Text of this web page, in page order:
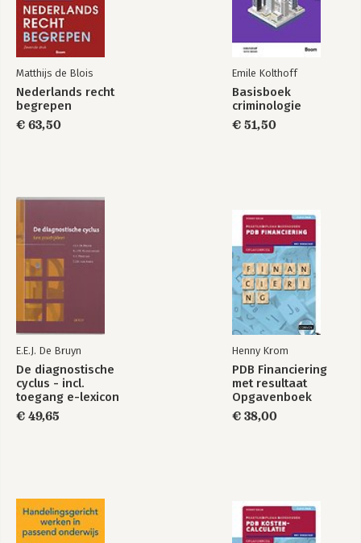
2.5 Opdrachten 45
3 De hoofdvraag en deelvragen 47
3.1 Inleiding 47
3.2 Functies van de hoofdvraag 47
3.3 Criteria voor een goede hoofdvraag 48
3.4 Functies van de deelvragen 54
3.5 Manieren om aan deelvragen te komen 55
4 Gebruik van de literatuur bij praktijkonderzoek 67
4.2 Functies van de literatuur bij praktijkonderzoek 67
4.3 Bruikbare literatuur vinden 70
4.4 Beschikbare bronnen 75
4.5 Verantwoording van de literatuur 78
4.6 Opdrachten 83
5 Werken met een opdrachtgever, gedragscode en het
5.1 Inleiding 87
5.2 De onderzoekskwestie en de opdrachtgever 88
5.3 Strategie voor afspraken met de opdrachtgever 90
5.4 Onderzoeksethiek: belangen van de onderzochte personen
en organisaties 92
Bijlage 2 Vaktijdschriften Social Work 119
Literatuur 123
Matthijs de Blois
Nederlands recht
begrepen
€ 63,50
Emile Kolthoff
Basisboek
criminologie
€ 51,50
E.E.J. De Bruyn
De diagnostische
cyclus - incl.
toegang e-lexicon
HGW
€ 49,65
Henny Krom
PDB Financiering
met resultaat
Opgavenboek
€ 38,00